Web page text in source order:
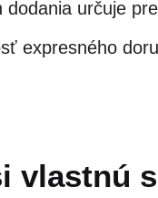
dodania určuje
expresného
vlastnú